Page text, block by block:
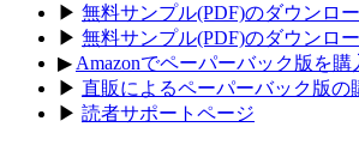
▶ 無料サンプル(PDF)のダウンロ
▶ 無料サンプル(PDF)のダウンロ
▶ Amazonでペーパーバック版を購
▶ 直販によるペーパーバック版の
▶ 読者サポートページ